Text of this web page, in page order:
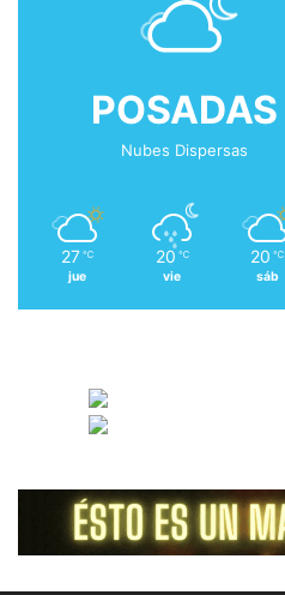
POSADAS
Nubes Dispersas
27 ℃
jue
20 ℃
vie
20 ℃
sáb